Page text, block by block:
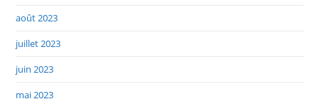
août 2023
juillet 2023
juin 2023
mai 2023